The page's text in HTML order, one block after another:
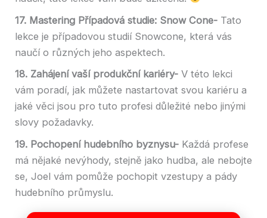
17. Mastering Případová studie: Snow Cone- Tato
lekce je případovou studií Snowcone, která vás
naučí o různých jeho aspektech.
18. Zahájení vaší produkční kariéry- V této lekci
vám poradí, jak můžete nastartovat svou kariéru a
jaké věci jsou pro tuto profesi důležité nebo jinými
slovy požadavky.
19. Pochopení hudebního byznysu- Každá profese
má nějaké nevýhody, stejně jako hudba, ale nebojte
se, Joel vám pomůže pochopit vzestupy a pády
hudebního průmyslu.